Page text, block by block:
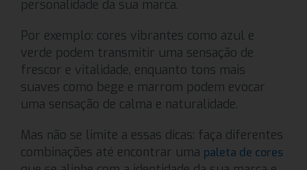
personalidade da sua marca.
Por exemplo: cores vibrantes como azul e
verde podem transmitir uma sensação de
frescor e vitalidade, enquanto tons mais
suaves como bege e marrom podem evocar
uma sensação de calma e naturalidade.
Mas não se limite a essas dicas: faça diferentes
combinações até encontrar uma paleta de cores